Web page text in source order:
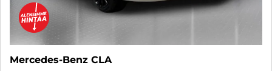
Mercedes-Benz CLA